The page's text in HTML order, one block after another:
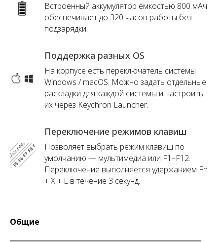
Встроенный аккумулятор ёмкостью 800 мАч
обеспечивает до 320 часов работы без
подзарядки.
Поддержка разных OS
На корпусе есть переключатель системы
Windows / macOS. Можно задать отдельные
раскладки для каждой системы и настроить
их через Keychron Launcher.
Переключение режимов клавиш
Позволяет выбрать режим клавиш по
умолчанию — мультимедиа или F1–F12.
Переключение выполняется удержанием Fn
+ X + L в течение 3 секунд.
Общие